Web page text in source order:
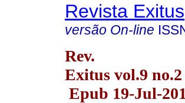
Revista Exitus
versão On-line
Rev.
Exitus vol.9
Epub 19-Jul-